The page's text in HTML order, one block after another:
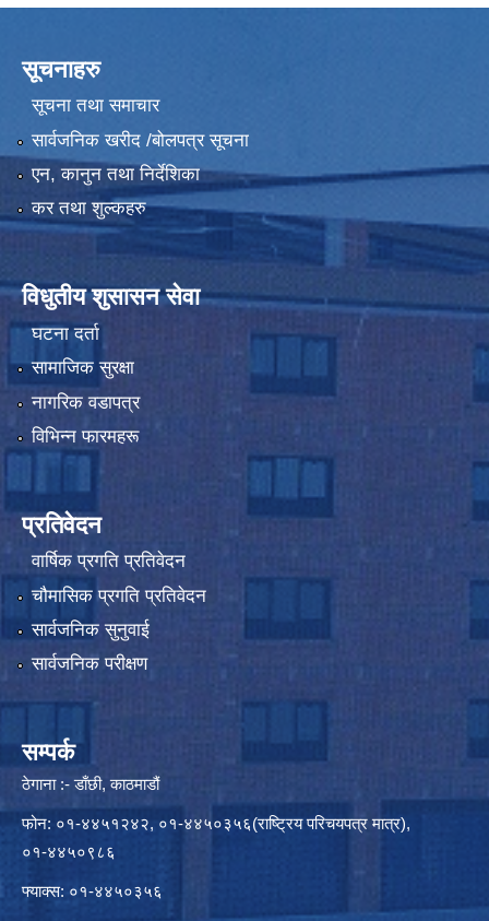
सूचनाहरु
सूचना तथा समाचार
सार्वजनिक खरीद /बोलपत्र सूचना
एन, कानुन तथा निर्देशिका
कर तथा शुल्कहरु
विधुतीय शुसासन सेवा
घटना दर्ता
सामाजिक सुरक्षा
नागरिक वडापत्र
विभिन्न फारमहरू
प्रतिवेदन
वार्षिक प्रगति प्रतिवेदन
चौमासिक प्रगति प्रतिवेदन
सार्वजनिक सुनुवाई
सार्वजनिक परीक्षण
सम्पर्क
ठेगाना :- डाँछी, काठमाडौं
फोन: ०१-४४५१२४२, ०१-४४५०३५६(राष्ट्रिय परिचयपत्र मात्र),
०१-४४५०९८६
फ्याक्स: ०१-४४५०३५६